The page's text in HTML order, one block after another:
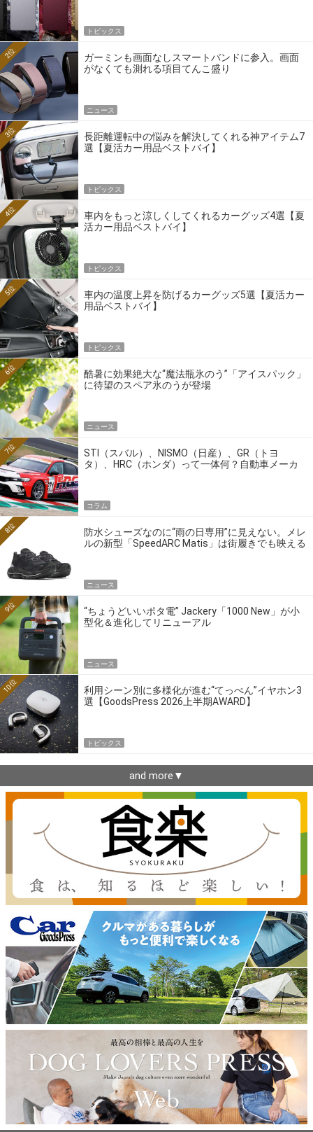
トピックス
ガーミンも画面なしスマートバンドに参入。画面
がなくても測れる項目てんこ盛り
2位
ニュース
長距離運転中の悩みを解決してくれる神アイテム7
選【夏活カー用品ベストバイ】
3位
トピックス
車内をもっと涼しくしてくれるカーグッズ4選【夏
活カー用品ベストバイ】
4位
トピックス
車内の温度上昇を防げるカーグッズ5選【夏活カー
用品ベストバイ】
5位
トピックス
酷暑に効果絶大な“魔法瓶氷のう”「アイスパック」
に待望のスペア氷のうが登場
6位
ニュース
STI（スバル）、NISMO（日産）、GR（トヨ
タ）、HRC（ホンダ）って一体何？自動車メーカ
7位
コラム
防水シューズなのに“雨の日専用”に見えない。メレ
ルの新型「SpeedARC Matis」は街履きでも映える
8位
ニュース
“ちょうどいいポタ電” Jackery「1000 New」が小
型化＆進化してリニューアル
9位
ニュース
利用シーン別に多様化が進む“てっぺん”イヤホン3
選【GoodsPress 2026上半期AWARD】
10位
トピックス
and more▼